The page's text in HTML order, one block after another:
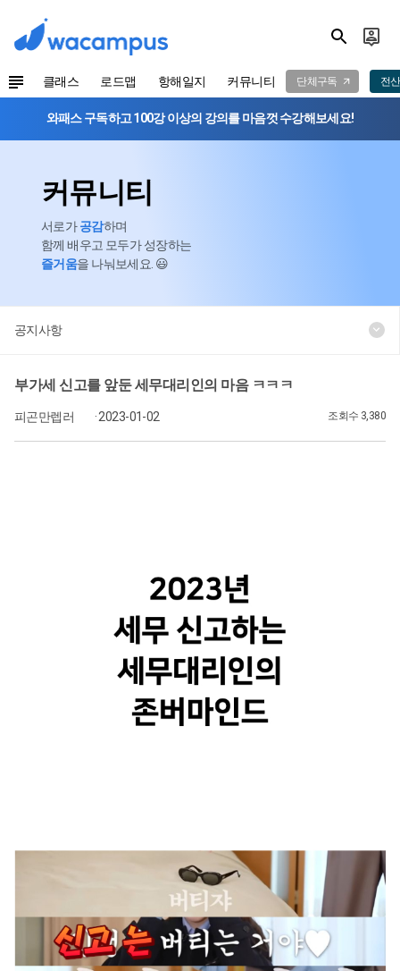
클래스 로드맵 항해일지 커뮤니티 단체구독 전
와패스 구독하고 100강 이상의 강의를 마음껏 수강해보세요!
커뮤니티
서로가공감하며
함께 배우고 모두가 성장하는
즐거움을 나눠보세요. 😃
공지사항
부가세 신고를 앞둔 세무대리인의 마음 ㅋㅋㅋ
피곤만렙러 · 2023-01-02 조회수 3,380